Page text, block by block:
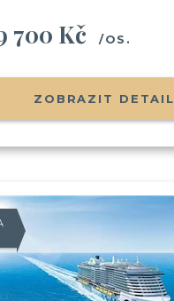
700 Kč /OS.
ZOBRAZIT DETAIL